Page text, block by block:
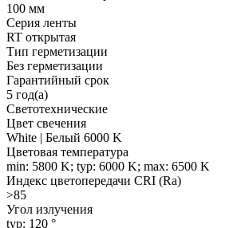
100 мм
Серия ленты
RT открытая
Тип герметизации
Без герметизации
Гарантийный срок
5 год(а)
Светотехнические
Цвет свечения
White | Белый 6000 K
Цветовая температура
min: 5800 K; typ: 6000 K; max: 6500 K
Индекс цветопередачи CRI (Ra)
>85
Угол излучения
typ: 120 °